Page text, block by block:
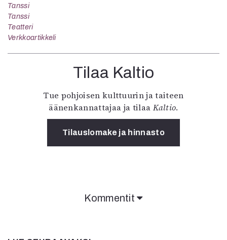
Tanssi
Tanssi
Teatteri
Verkkoartikkeli
Tilaa Kaltio
Tue pohjoisen kulttuurin ja taiteen
äänenkannattajaa ja tilaa Kaltio.
Tilauslomake ja hinnasto
Kommentit